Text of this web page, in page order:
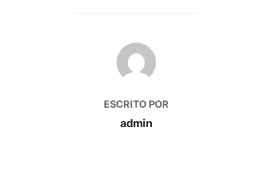
AUTOR DE LA PUBLICACIÓN
ESCRITO POR
admin